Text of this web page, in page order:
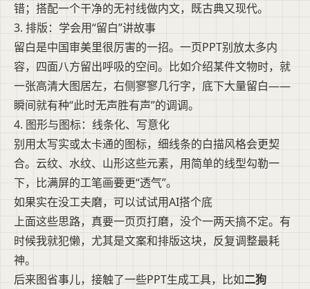
错；搭配一个干净的无衬线做内文，既古典又现代。
3. 排版：学会用“留白”讲故事
留白是中国审美里很厉害的一招。一页PPT别放太多内
容，四面八方留出呼吸的空间。比如介绍某件文物时，就
一张高清大图居左，右侧寥寥几行字，底下大量留白——
瞬间就有种“此时无声胜有声”的调调。
4. 图形与图标：线条化、写意化
别用太写实或太卡通的图标，细线条的白描风格会更契
合。云纹、水纹、山形这些元素，用简单的线型勾勒一
下，比满屏的工笔画要更“透气”。
如果实在没工夫磨，可以试试用AI搭个底
上面这些思路，真要一页页打磨，没个一两天搞不定。有
时候我就犯懒，尤其是文案和排版这块，反复调整最耗
神。
后来图省事儿，接触了一些PPT生成工具，比如二狗